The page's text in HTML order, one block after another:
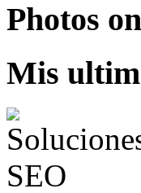
Photos on
Mis